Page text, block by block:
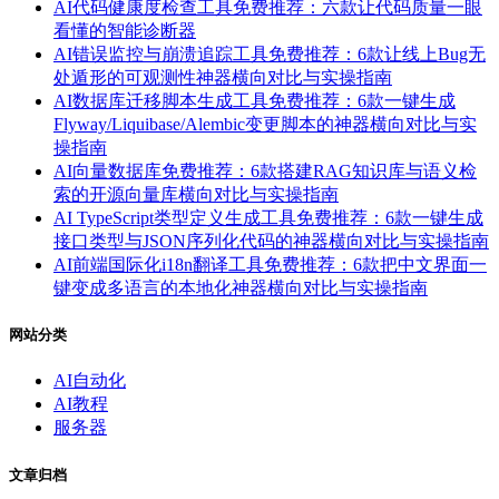
AI代码健康度检查工具免费推荐：六款让代码质量一眼
看懂的智能诊断器
AI错误监控与崩溃追踪工具免费推荐：6款让线上Bug无
处遁形的可观测性神器横向对比与实操指南
AI数据库迁移脚本生成工具免费推荐：6款一键生成
Flyway/Liquibase/Alembic变更脚本的神器横向对比与实
操指南
AI向量数据库免费推荐：6款搭建RAG知识库与语义检
索的开源向量库横向对比与实操指南
AI TypeScript类型定义生成工具免费推荐：6款一键生成
接口类型与JSON序列化代码的神器横向对比与实操指南
AI前端国际化i18n翻译工具免费推荐：6款把中文界面一
键变成多语言的本地化神器横向对比与实操指南
网站分类
AI自动化
AI教程
服务器
文章归档